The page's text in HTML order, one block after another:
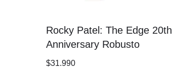
Rocky Patel: The Edge 20th
Anniversary Robusto
$31.990